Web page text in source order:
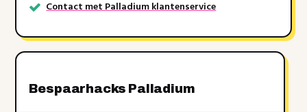
Contact met Palladium klantenservice
Bespaarhacks Palladium